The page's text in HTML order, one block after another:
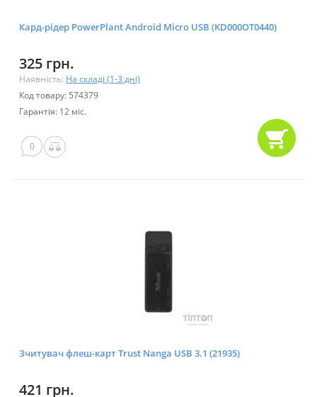
Кард-рідер PowerPlant Android Micro USB (KD000OT0440)
325 грн.
Наявність: На складі (1-3 дні)
Код товару: 574379
Гарантія: 12 міс.
0
Зчитувач флеш-карт Trust Nanga USB 3.1 (21935)
421 грн.